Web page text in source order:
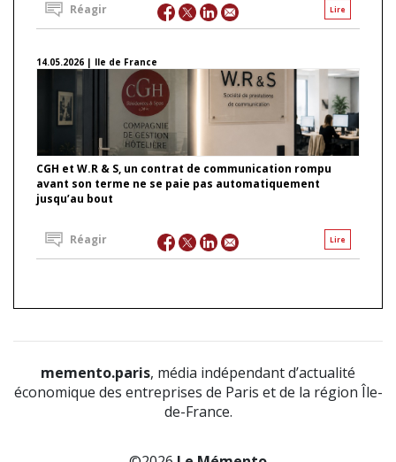
Lire
Réagir
14.05.2026 | Ile de France
CGH et W.R & S, un contrat de communication rompu
avant son terme ne se paie pas automatiquement
jusqu’au bout
Lire
Réagir
memento.paris, média indépendant d’actualité
économique des entreprises de Paris et de la région Île-
de-France.